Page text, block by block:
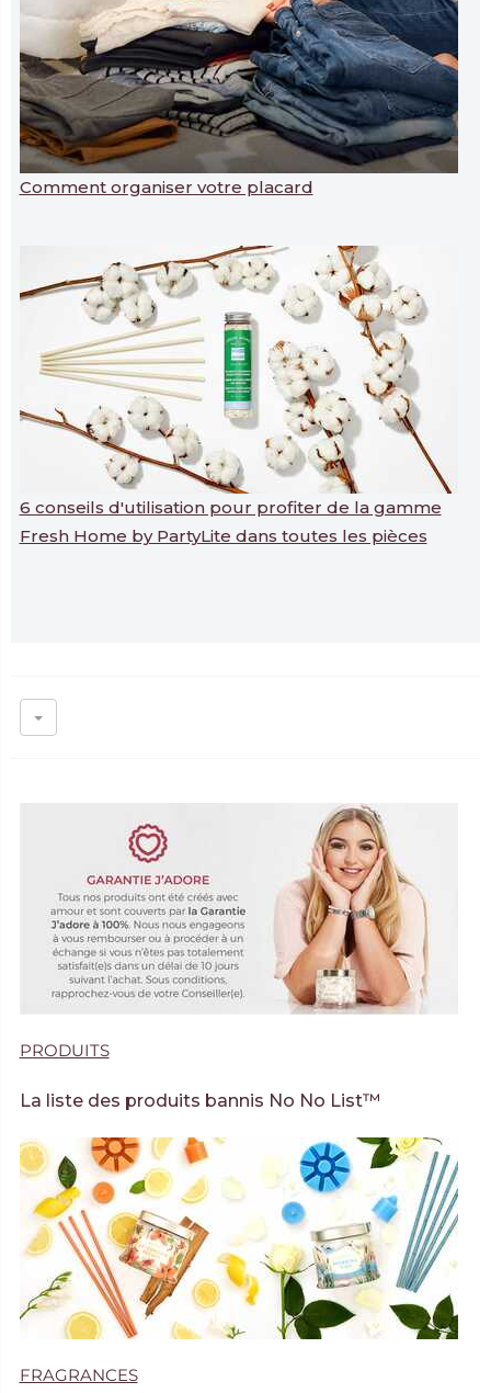
Comment organiser votre placard
6 conseils d'utilisation pour profiter de la gamme
Fresh Home by PartyLite dans toutes les pièces
PRODUITS
La liste des produits bannis No No List™
FRAGRANCES